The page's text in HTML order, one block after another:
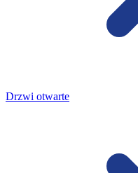
Drzwi otwarte